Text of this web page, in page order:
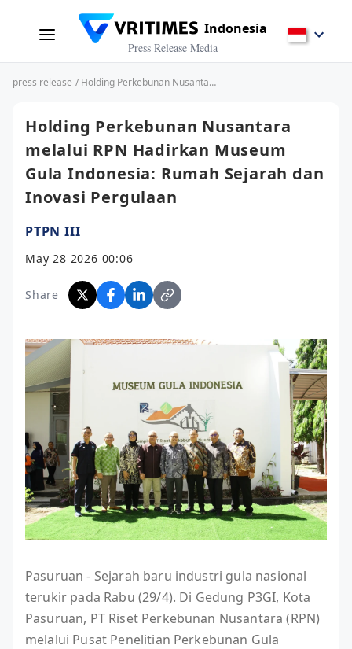
Indonesia
Press Release Media
press release / Holding Perkebunan Nusantara melalui RPN Hadirkan Museum Gula Indonesia: Rumah Sejarah dan Inovasi Pergulaan
Holding Perkebunan Nusantara
melalui RPN Hadirkan Museum
Gula Indonesia: Rumah Sejarah dan
Inovasi Pergulaan
PTPN III
May 28 2026 00:06
Share
Pasuruan - Sejarah baru industri gula nasional
terukir pada Rabu (29/4). Di Gedung P3GI, Kota
Pasuruan, PT Riset Perkebunan Nusantara (RPN)
melalui Pusat Penelitian Perkebunan Gula